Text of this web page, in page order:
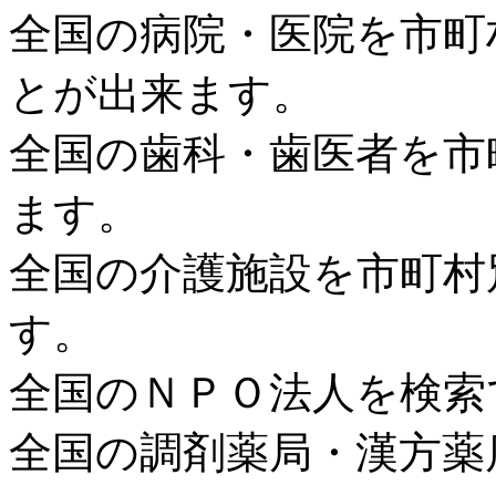
全国の病院・医院を市
とが出来ます。
全国の歯科・歯医者を
ます。
全国の介護施設を市町
す。
全国のＮＰＯ法人を検
全国の調剤薬局・漢方